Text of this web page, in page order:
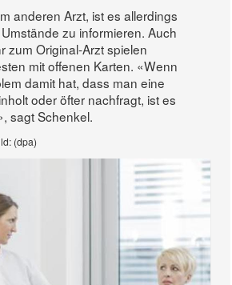
anderen Arzt, ist es allerdings
zu informieren. Auch
zum Original-Arzt spielen
mit offenen Karten. «Wenn
damit hat, dass man eine
oder öfter nachfragt, ist es
sagt Schenkel.
(dpa)